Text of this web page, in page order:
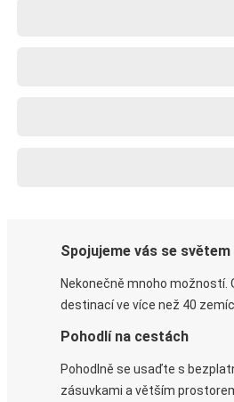
Spojujeme vás se světem
Nekonečně mnoho možností.
destinací ve více než 40
Pohodlí na cestách
Pohodlně se usaďte s
zásuvkami a větším